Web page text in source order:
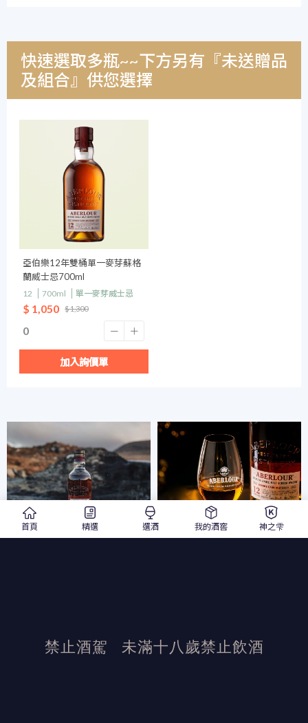
快速選取多瓶~~下方另有『未送贈品
及組合』供您選擇
亞伯樂12年雙桶單一麥芽蘇格
蘭威士忌700ml
12 700ml 單一麥芽威士忌
$ 1,050 $ 1,300
加入詢價單
發布日期：2022/10/19
首頁 精選 選酒 我的酒窖 神之雫
禁止酒駕 未滿十八歲禁止飲酒